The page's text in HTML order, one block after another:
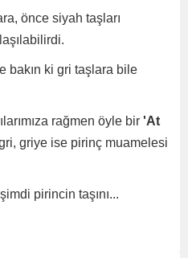
önce siyah taşları
bakın ki gri taşlara bile
rağmen öyle bir 'At
griye ise pirinç muamelesi
pirincin taşını...